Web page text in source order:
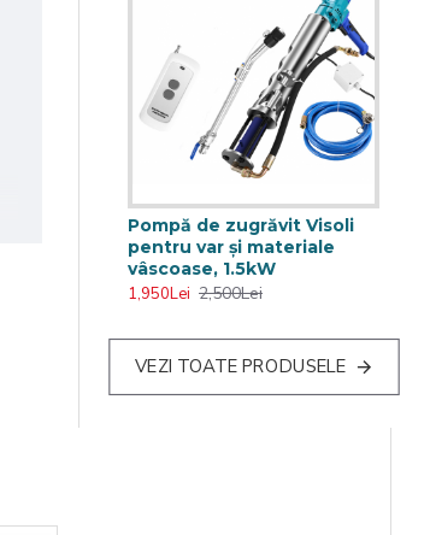
Pompă de zugrăvit Visoli
pentru var și materiale
vâscoase, 1.5kW
1,950Lei 2,500Lei
VEZI TOATE PRODUSELE